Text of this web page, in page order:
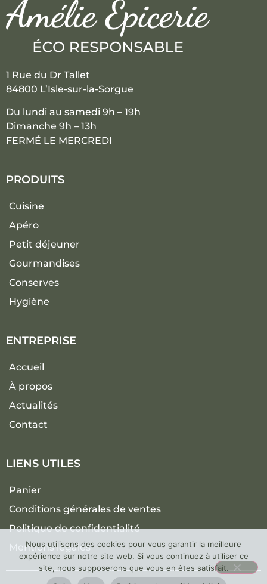
1 Rue du Dr Tallet
84800 L’Isle-sur-la-Sorgue
Du lundi au samedi 9h – 19h
Dimanche 9h – 13h
FERMÉ LE MERCREDI
PRODUITS
Cuisine
Apéro
Petit déjeuner
Gourmandises
Conserves
Hygiène
ENTREPRISE
Accueil
À propos
Actualités
Contact
LIENS UTILES
Panier
Conditions générales de ventes
Politique de confidentialité
Mentions légales
Nous utilisons des cookies pour vous garantir la meilleure
expérience sur notre site web. Si vous continuez à utiliser ce
site, nous supposerons que vous en êtes satisfait.